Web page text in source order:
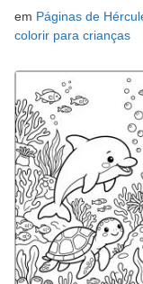
em Páginas de
colorir para crianças